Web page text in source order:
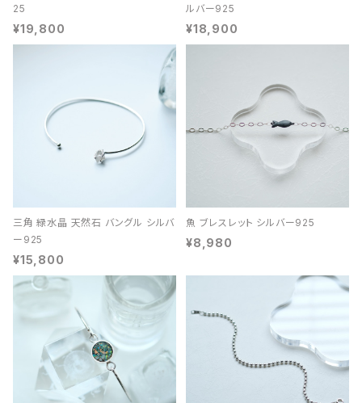
25
¥19,800
ルバー925
¥18,900
三角 緑水晶 天然石 バングル シルバ
ー925
¥15,800
魚 ブレスレット シルバー925
¥8,980